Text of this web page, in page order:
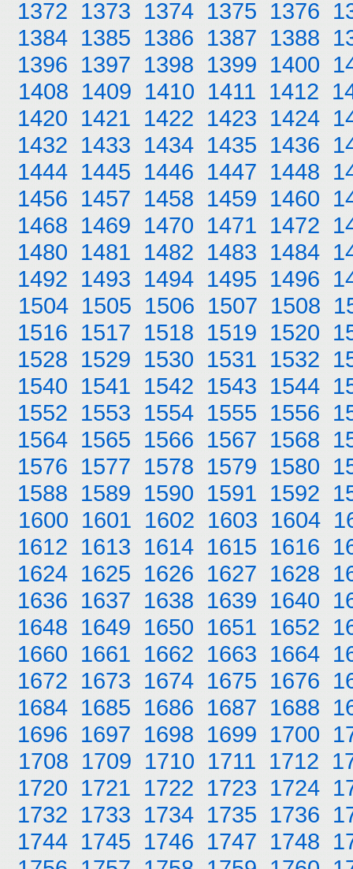
1372 1373 1374 1375 1376
1384 1385 1386 1387 1388
1396 1397 1398 1399 1400
1408 1409 1410 1411 1412
1420 1421 1422 1423 1424
1432 1433 1434 1435 1436
1444 1445 1446 1447 1448
1456 1457 1458 1459 1460
1468 1469 1470 1471 1472
1480 1481 1482 1483 1484
1492 1493 1494 1495 1496
1504 1505 1506 1507 1508
1516 1517 1518 1519 1520
1528 1529 1530 1531 1532
1540 1541 1542 1543 1544
1552 1553 1554 1555 1556
1564 1565 1566 1567 1568
1576 1577 1578 1579 1580
1588 1589 1590 1591 1592
1600 1601 1602 1603 1604
1612 1613 1614 1615 1616
1624 1625 1626 1627 1628
1636 1637 1638 1639 1640
1648 1649 1650 1651 1652
1660 1661 1662 1663 1664
1672 1673 1674 1675 1676
1684 1685 1686 1687 1688
1696 1697 1698 1699 1700
1708 1709 1710 1711 1712
1720 1721 1722 1723 1724
1732 1733 1734 1735 1736
1744 1745 1746 1747 1748